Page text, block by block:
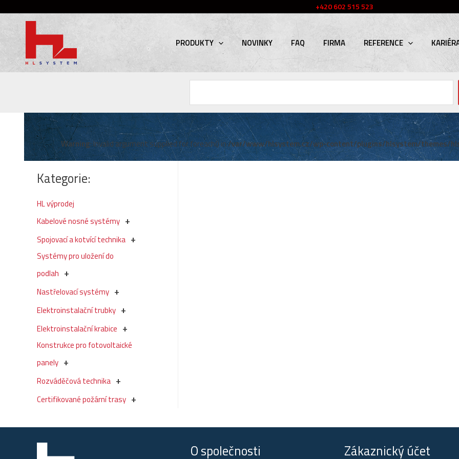
+420 602 515 523
PRODUKTY NOVINKY FAQ FIRMA REFERENCE
Kategorie:
HL výprodej
Kabelové nosné systémy
Spojovací a kotvící technika
Systémy pro uložení do
podlah
Nastřelovací systémy
Elektroinstalační trubky
Elektroinstalační krabice
Konstrukce pro fotovoltaické
panely
Rozváděčová technika
Certifikované požární trasy
Warning: Invalid argument supplied for foreach() in/var/www/hlsystem.cz/wp-content/plugins/hlsystem/themes/
O společnosti Zákaznický účet